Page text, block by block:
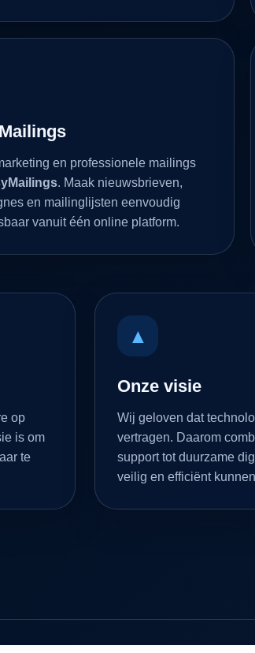
en professionele mailings
. Maak nieuwsbrieven,
en mailinglijsten eenvoudig
vanuit één online platform.
op
is om
te
▲
Onze visie
Wij geloven dat
vertragen. Daarom
support tot duurzame
veilig en efficiënt